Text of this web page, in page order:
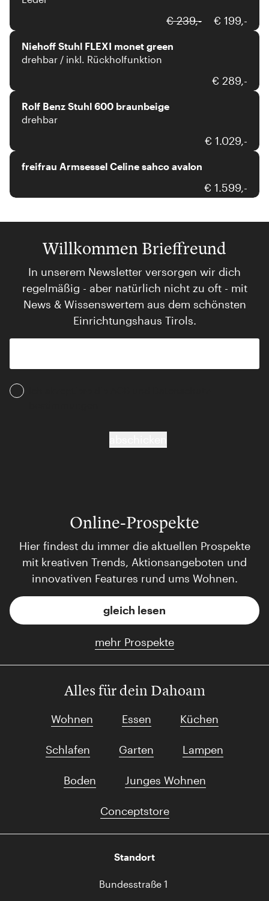
€ 239,- € 199,-
Niehoff
Niehoff Stuhl FLEXI monet green
drehbar / inkl. Rückholfunktion
€ 289,-
Rolf Benz
Rolf Benz Stuhl 600 braunbeige
drehbar
€ 1.029,-
freifrau
freifrau Armsessel Celine sahco avalon
€ 1.599,-
Willkommen Brieffreund
In unserem Newsletter versorgen wir dich
regelmäßig - aber natürlich nicht zu oft - mit
News & Wissenswertem aus dem schönsten
Einrichtungshaus Tirols.
Online-Prospekte
Hier findest du immer die aktuellen Prospekte
mit kreativen Trends, Aktionsangeboten und
innovativen Features rund ums Wohnen.
gleich lesen
mehr Prospekte
Alles für dein Dahoam
Wohnen Essen Küchen
Schlafen Garten Lampen
Boden Junges Wohnen
Conceptstore
Standort
Bundesstraße 1